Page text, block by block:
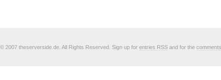
© 2007 theserverside.de. All Rights Reserved. Sign up for entries RSS and for the